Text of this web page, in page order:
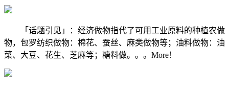
「话题引见」：经济做物指代了可用工业原料的种植农做
物，包罗纺织做物：棉花、蚕丝、麻类做物等；油料做物：油
菜、大豆、花生、芝麻等；糖料做。。。More！